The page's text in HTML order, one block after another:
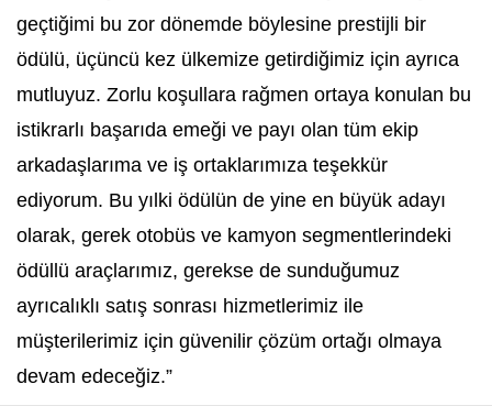
geçtiğimi bu zor dönemde böylesine prestijli bir
ödülü, üçüncü kez ülkemize getirdiğimiz için ayrıca
mutluyuz. Zorlu koşullara rağmen ortaya konulan bu
istikrarlı başarıda emeği ve payı olan tüm ekip
arkadaşlarıma ve iş ortaklarımıza teşekkür
ediyorum. Bu yılki ödülün de yine en büyük adayı
olarak, gerek otobüs ve kamyon segmentlerindeki
ödüllü araçlarımız, gerekse de sunduğumuz
ayrıcalıklı satış sonrası hizmetlerimiz ile
müşterilerimiz için güvenilir çözüm ortağı olmaya
devam edeceğiz.”